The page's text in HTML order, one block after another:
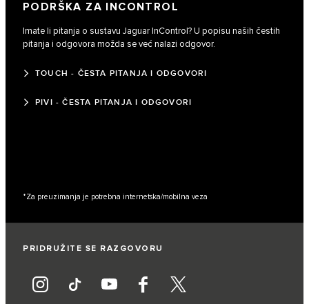
PODRŠKA ZA INCONTROL
Imate li pitanja o sustavu Jaguar InControl? U popisu naših čestih
pitanja i odgovora možda se već nalazi odgovor.
TOUCH - ČESTA PITANJA I ODGOVORI
PIVI - ČESTA PITANJA I ODGOVORI
*Za preuzimanja je potrebna internetska/mobilna veza
PRIDRUŽITE SE RAZGOVORU